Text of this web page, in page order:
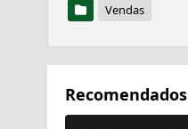
Vendas
Recomendados